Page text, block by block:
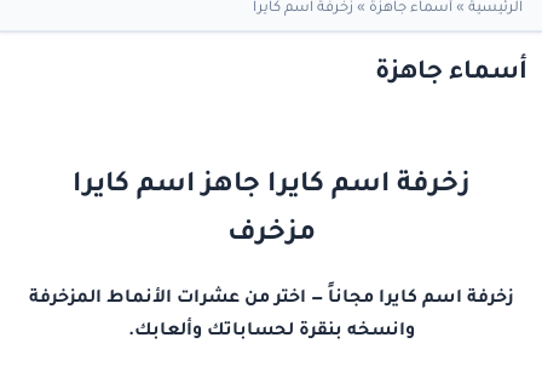
الرئيسية » أسماء جاهزة » زخرفة اسم كايرا
أسماء جاهزة
زخرفة اسم كايرا جاهز اسم كايرا
مزخرف
زخرفة اسم كايرا مجاناً — اختر من عشرات الأنماط المزخرفة
وانسخه بنقرة لحساباتك وألعابك.